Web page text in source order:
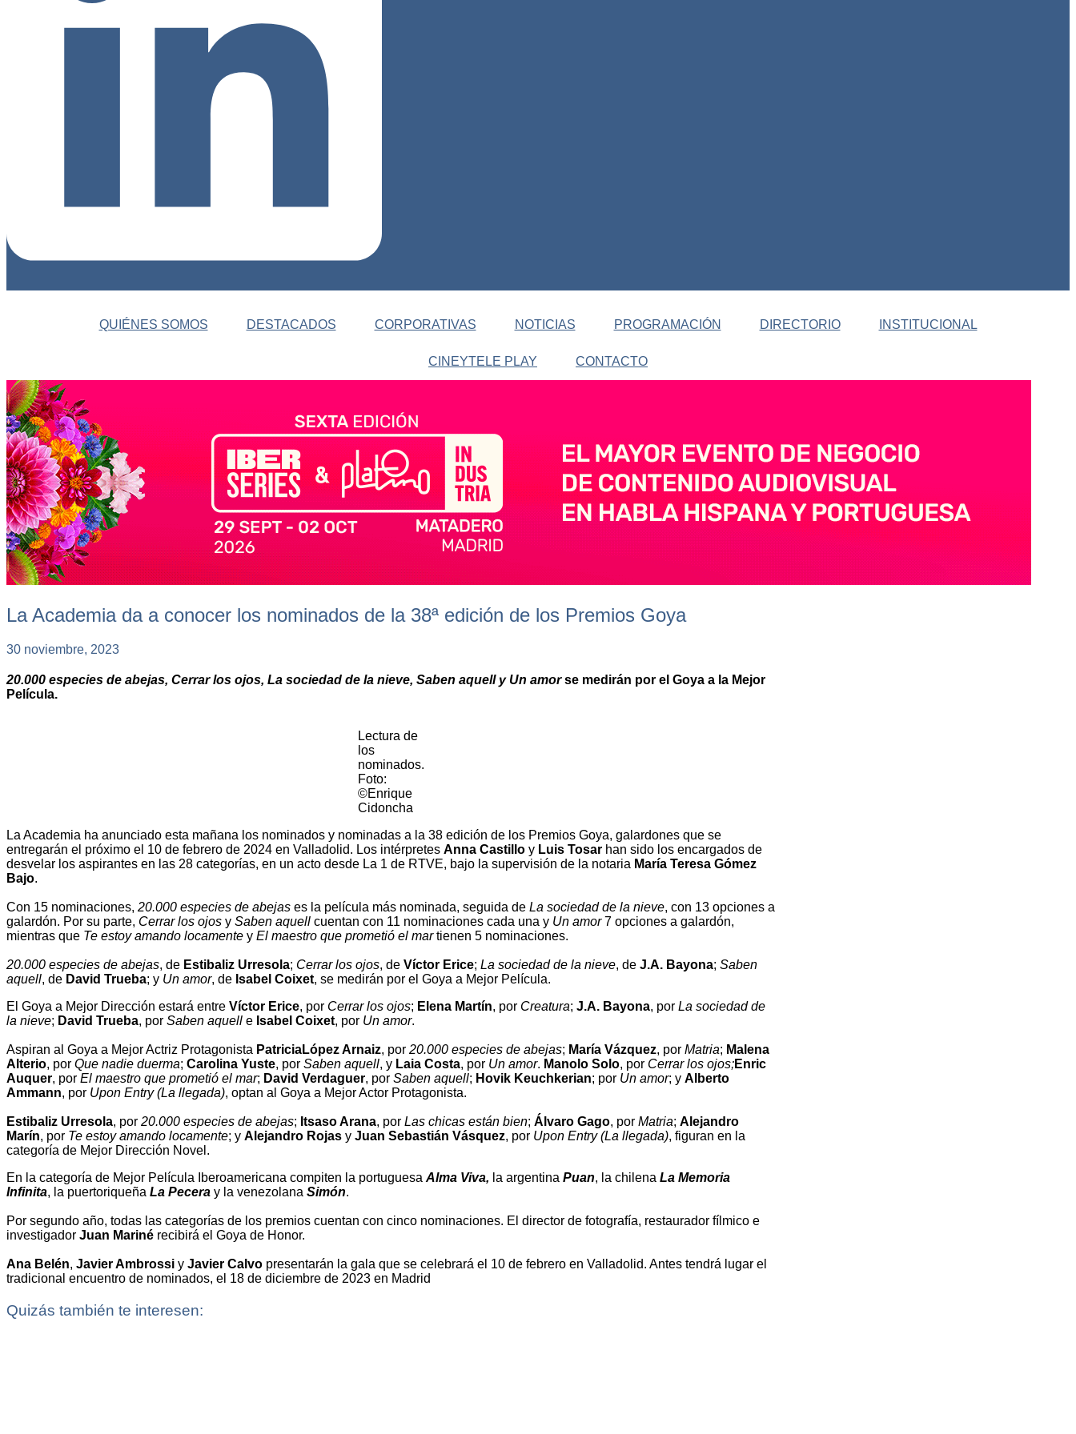
QUIÉNES SOMOS DESTACADOS CORPORATIVAS NOTICIAS PROGRAMACIÓN DIRECTORIO INSTITUCIONAL
CINEYTELE PLAY CONTACTO
La Academia da a conocer los nominados de la 38ª edición de los Premios Goya
30 noviembre, 2023
20.000 especies de abejas, Cerrar los ojos, La sociedad de la nieve, Saben aquell y Un amorse medirán por el Goya a la Mejor
Película.
Lectura de
los
nominados.
Foto:
©Enrique
Cidoncha
La Academia ha anunciado esta mañana los nominados y nominadas a la 38 edición de los Premios Goya, galardones que se
entregarán el próximo el 10 de febrero de 2024 en Valladolid. Los intérpretes Anna Castillo y Luis Tosar han sido los encargados de
desvelar los aspirantes en las 28 categorías, en un acto desde La 1 de RTVE, bajo la supervisión de la notaria María Teresa Gómez
Bajo.
Con 15 nominaciones, 20.000 especies de abejas es la película más nominada, seguida de La sociedad de la nieve, con 13 opciones a
galardón. Por su parte, Cerrar los ojos y Saben aquell cuentan con 11 nominaciones cada una y Un amor7 opciones a galardón,
mientras que Te estoy amando locamente y El maestro que prometió el martienen 5 nominaciones.
20.000 especies de abejas, de Estibaliz Urresola; Cerrar los ojos, de Víctor Erice; La sociedad de la nieve, de J.A. Bayona; Saben
aquell, de David Trueba; y Un amor, de Isabel Coixet, se medirán por el Goya a Mejor Película.
El Goya a Mejor Dirección estará entre Víctor Erice, por Cerrar los ojos; Elena Martín, por Creatura; J.A. Bayona, por La sociedad de
la nieve; David Trueba, por Saben aquell e Isabel Coixet, por Un amor.
Aspiran al Goya a Mejor Actriz Protagonista PatriciaLópez Arnaiz, por 20.000 especies de abejas; María Vázquez, por Matria; Malena
Alterio, por Que nadie duerma; Carolina Yuste, por Saben aquell, y Laia Costa, por Un amor. Manolo Solo, por Cerrar los ojos;Enric
Auquer, por El maestro que prometió el mar; David Verdaguer, por Saben aquell; Hovik Keuchkerian; por Un amor; y Alberto
Ammann, por Upon Entry (La llegada), optan al Goya a Mejor Actor Protagonista.
Estibaliz Urresola, por 20.000 especies de abejas; Itsaso Arana, por Las chicas están bien; Álvaro Gago, por Matria; Alejandro
Marín, por Te estoy amando locamente; y Alejandro Rojas y Juan Sebastián Vásquez, por Upon Entry (La llegada), figuran en la
categoría de Mejor Dirección Novel.
En la categoría de Mejor Película Iberoamericana compiten la portuguesa Alma Viva, la argentina Puan, la chilena La Memoria
Infinita, la puertoriqueña La Pecera y la venezolana Simón.
Por segundo año, todas las categorías de los premios cuentan con cinco nominaciones. El director de fotografía, restaurador fílmico e
investigador Juan Mariné recibirá el Goya de Honor.
Ana Belén, Javier Ambrossi y Javier Calvo presentarán la gala que se celebrará el 10 de febrero en Valladolid. Antes tendrá lugar el
tradicional encuentro de nominados, el 18 de diciembre de 2023 en Madrid
Quizás también te interesen: